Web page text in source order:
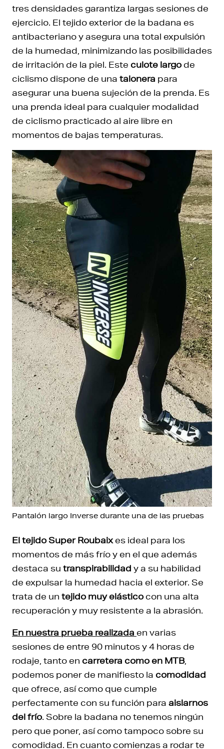
tres densidades garantiza largas sesiones de
ejercicio. El tejido exterior de la badana es
antibacteriano y asegura una total expulsión
de la humedad, minimizando las posibilidades
de irritación de la piel. Este culote largode
ciclismo dispone de una talonera para
asegurar una buena sujeción de la prenda. Es
una prenda ideal para cualquier modalidad
de ciclismo practicado al aire libre en
momentos de bajas temperaturas.
Pantalón largo Inverse durante una de las pruebas
El tejido Super Roubaixes ideal para los
momentos de más frío y en el que además
destaca su transpirabilidad y a su habilidad
de expulsar la humedad hacia el exterior. Se
trata de un tejido muy elásticocon una alta
recuperación y muy resistente a la abrasión.
En nuestra prueba realizada en varias
sesiones de entre 90 minutos y 4 horas de
rodaje, tanto en carretera como en MTB,
podemos poner de manifiesto la comodidad
que ofrece, así como que cumple
perfectamente con su función para aislarnos
del frío. Sobre la badana no tenemos ningún
pero que poner, así como tampoco sobre su
comodidad. En cuanto comienzas a rodar te